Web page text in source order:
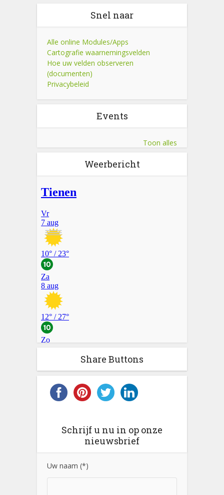
Snel naar
Alle online Modules/Apps
Cartografie waarnemingsvelden
Hoe uw velden observeren
(documenten)
Privacybeleid
Events
Toon alles
Weerbericht
Share Buttons
Schrijf u nu in op onze
nieuwsbrief
Uw naam (*)